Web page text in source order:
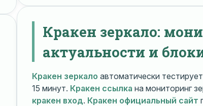
Кракен зеркало:
актуальности и
Кракен зеркало автоматически
15 минут. Кракен ссылка на мониторинг
кракен вход. Кракен официальный сайт